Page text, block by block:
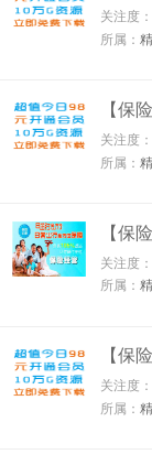
关注度
所属：
关注度
所属：
关注度
所属：
关注度
所属：